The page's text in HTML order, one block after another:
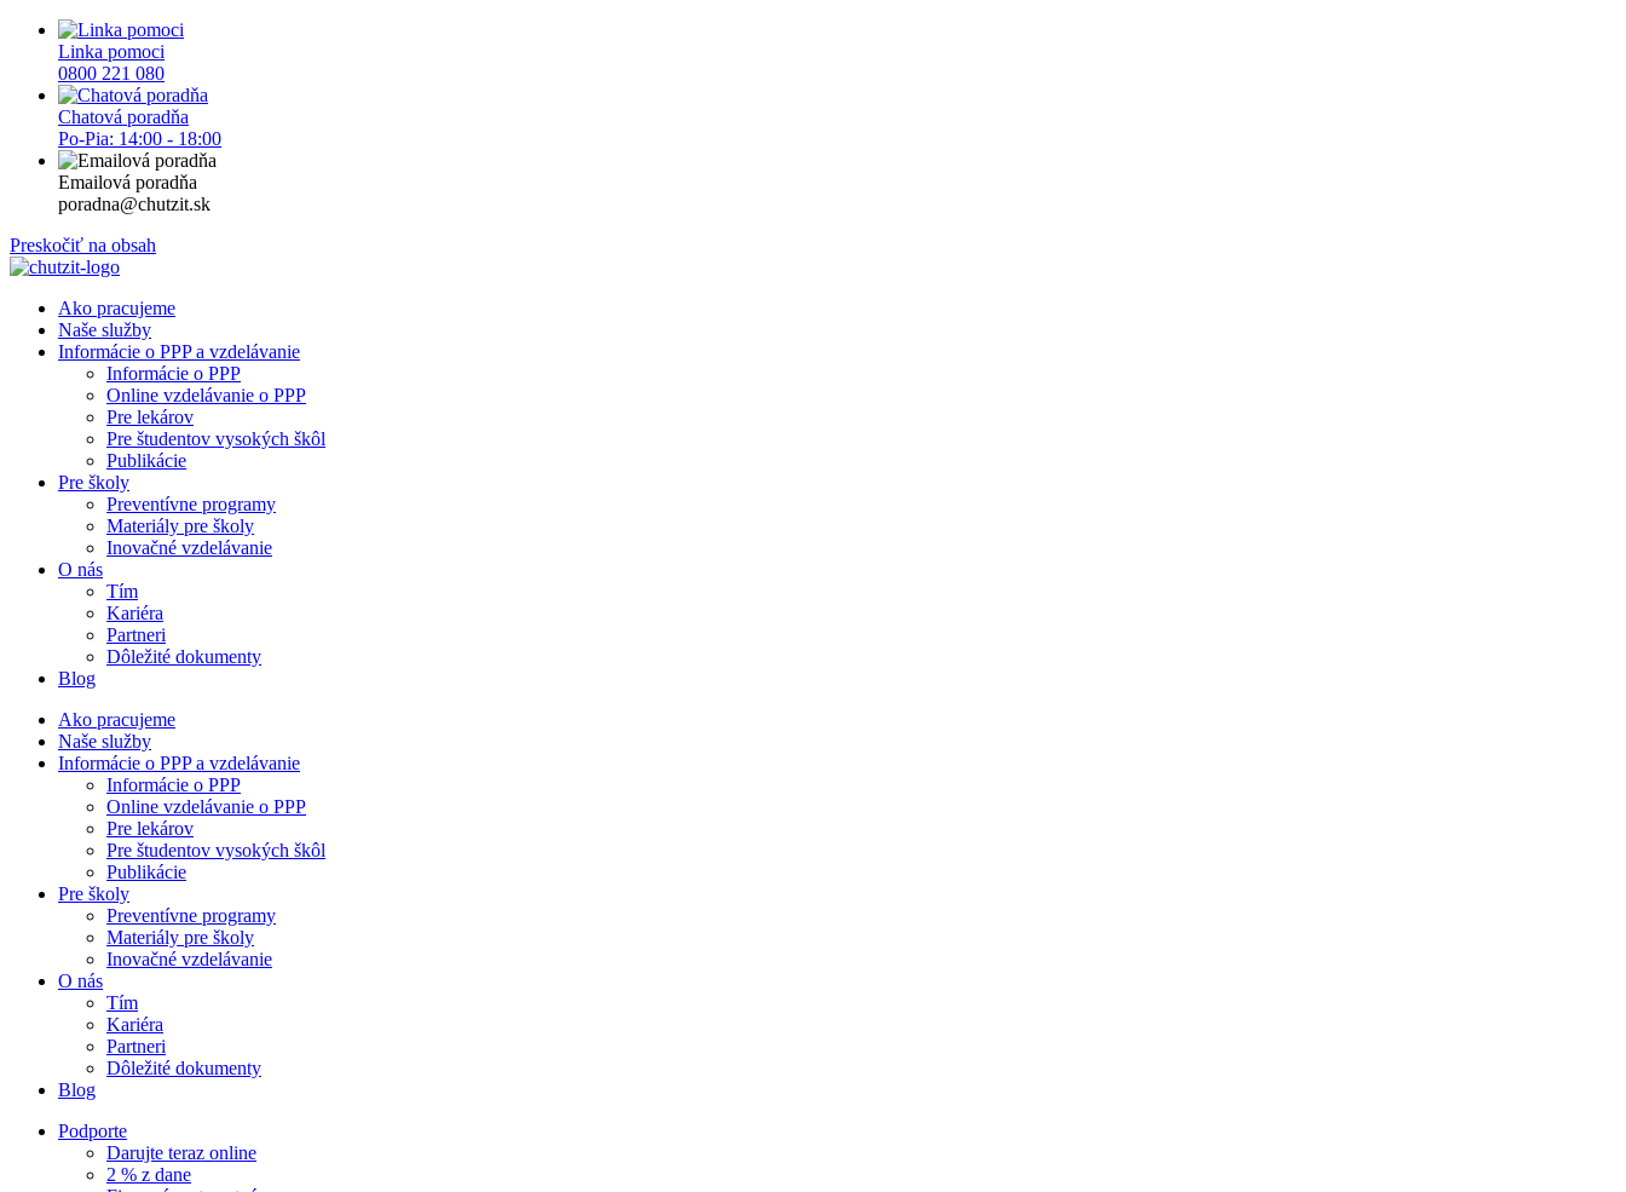
Linka pomoci
0800 221 080
Chatová poradňa
Po-Pia: 14:00 - 18:00
Emailová poradňa
poradna@chutzit.sk
Preskočiť na obsah
Ako pracujeme
Naše služby
Informácie o PPP a vzdelávanie
Informácie o PPP
Online vzdelávanie o PPP
Pre lekárov
Pre študentov vysokých škôl
Publikácie
Pre školy
Preventívne programy
Materiály pre školy
Inovačné vzdelávanie
O nás
Tím
Kariéra
Partneri
Dôležité dokumenty
Blog
Ako pracujeme
Naše služby
Informácie o PPP a vzdelávanie
Informácie o PPP
Online vzdelávanie o PPP
Pre lekárov
Pre študentov vysokých škôl
Publikácie
Pre školy
Preventívne programy
Materiály pre školy
Inovačné vzdelávanie
O nás
Tím
Kariéra
Partneri
Dôležité dokumenty
Blog
Podporte
Darujte teraz online
2 % z dane